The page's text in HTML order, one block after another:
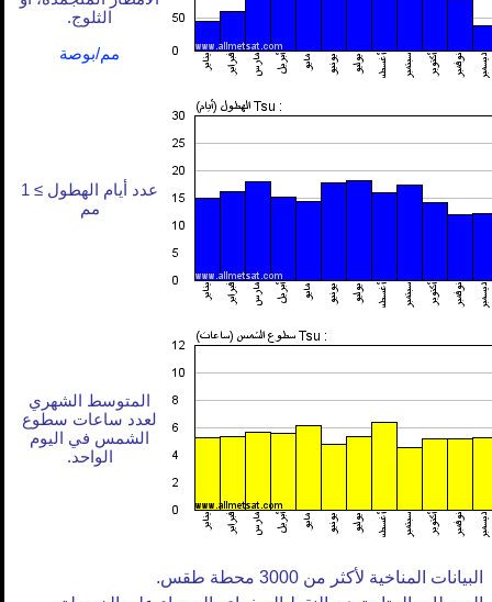
الثلوج.
مم/بوصة
عدد أيام الهطول ≥ 1
مم
المتوسط الشهري
لعدد ساعات سطوع
الشمس في اليوم
الواحد.
البيانات المناخية لأكثر من 3000 محطة طقس.